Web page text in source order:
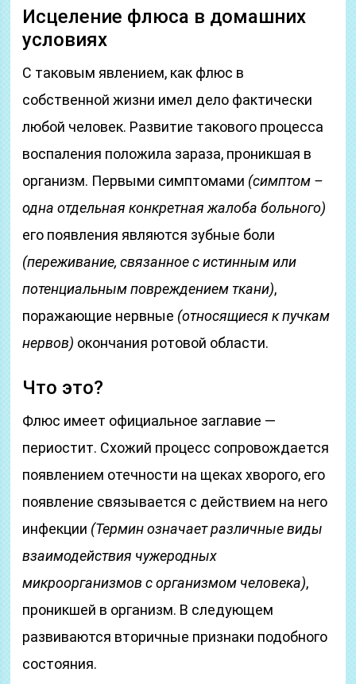
Исцеление флюса в домашних
условиях
С таковым явлением, как флюс в
собственной жизни имел дело фактически
любой человек. Развитие такового процесса
воспаления положила зараза, проникшая в
организм. Первыми симптомами (симптом –
одна отдельная конкретная жалоба больного)
его появления являются зубные боли
(переживание, связанное с истинным или
потенциальным повреждением ткани),
поражающие нервные (относящиеся к пучкам
нервов) окончания ротовой области.
Что это?
Флюс имеет официальное заглавие —
периостит. Схожий процесс сопровождается
появлением отечности на щеках хворого, его
появление связывается с действием на него
инфекции (Термин означает различные виды
взаимодействия чужеродных
микроорганизмов с организмом человека),
проникшей в организм. В следующем
развиваются вторичные признаки подобного
состояния.